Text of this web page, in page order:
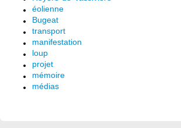
éolienne
Bugeat
transport
manifestation
loup
projet
mémoire
médias